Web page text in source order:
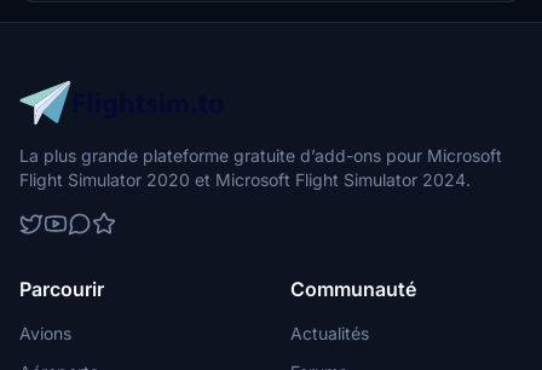
La plus grande plateforme gratuite d’add-ons pour Microsoft
Flight Simulator 2020 et Microsoft Flight Simulator 2024.
Parcourir
Avions
Communauté
Actualités